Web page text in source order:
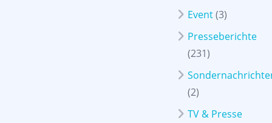
Event(3)
Presseberichte
(231)
(2)
TV & Presse